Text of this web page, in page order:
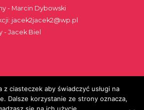
- Marcin Dybowski
jacek2jacek2@wp.pl
- Jacek Biel
z ciasteczek aby świadczyć usługi na
Dalsze korzystanie ze strony oznacza,